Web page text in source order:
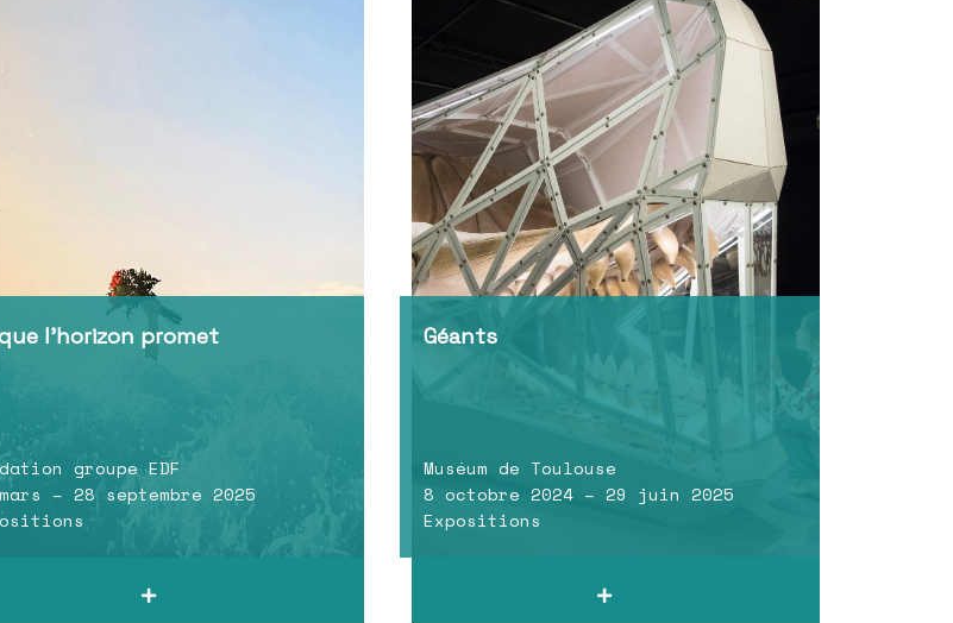
l’horizon promet
groupe EDF
– 28 septembre 2025
Géants
Muséum de Toulouse
8 octobre 2024 – 29 juin 2025
Expositions